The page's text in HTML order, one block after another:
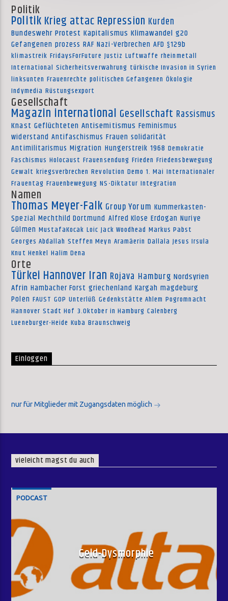
Politik
Politik Krieg attac Repression Kurden
Bundeswehr Protest Kapitalismus Klimawandel g20
Gefangenen prozess RAF Nazi-Verbrechen AFD §129b
klimastreik FridaysForFuture Justiz Luftwaffe rheinmetall
International Sicherheitsverwahrung türkische Invasion in Syrien
linksunten Frauenrechte politischen Gefangenen Ökologie
Indymedia Rüstungsexport
Gesellschaft
Magazin international Gesellschaft Rassismus
Knast Geflüchteten Antisemitismus Feminismus
widerstand Antifaschismus Frauen solidarität
Antimilitarismus Migration Hungerstreik 1968 Demokratie
Faschismus Holocaust Frauensendung Frieden Friedensbewegung
Gewalt kriegsverbrechen Revolution Demo 1. Mai Internationaler
Frauentag Frauenbewegung NS-Diktatur Integration
Namen
Thomas Meyer-Falk Group Yorum Kummerkasten-
Spezial Mechthild Dortmund Alfred Klose Erdogan Nuriye
Gülmen MustafaKocak Loic Jack Woodhead Markus Pabst
Georges Abdallah Steffen Meyn Aramäerin Dallala Jesus Irsula
Knut Henkel Halim Dena
Orte
Türkei Hannover Iran Rojava Hamburg Nordsyrien
Afrin Hambacher Forst griechenland Kargah magdeburg
Polen FAUST GOP Unterlüß Gedenkstätte Ahlem Pogromnacht
Hannover Stadt Hof 3.Oktober in Hamburg Calenberg
Lueneburger-Heide Kuba Braunschweig
Einloggen
nur für Mitglieder mit Zugangsdaten möglich
vieleicht magst du auch
PODCAST
Geld-Dysmorphie